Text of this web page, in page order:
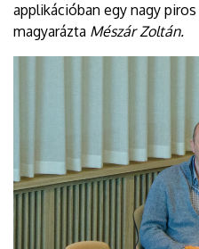
applikációban egy nagy
magyarázta Mészár Zoltán.